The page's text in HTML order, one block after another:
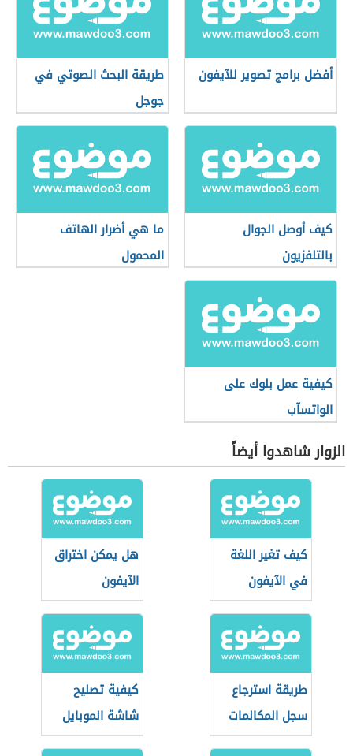
أفضل برامج تصوير للآيفون
طريقة البحث الصوتي في
جوجل
كيف أوصل الجوال
بالتلفزيون
ما هي أضرار الهاتف
المحمول
كيفية عمل بلوك على
الواتسآب
الزوار شاهدوا أيضاً
كيف تغير اللغة
في الآيفون
هل يمكن اختراق
الآيفون
طريقة استرجاع
سجل المكالمات
المحذوفة بدون
كيفية تصليح
شاشة الموبايل
المحروقة